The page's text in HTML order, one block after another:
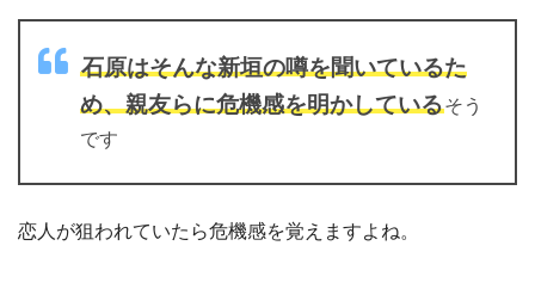
石原はそんな新垣の噂を聞いているた
め、親友らに危機感を明かしているそう
です
恋人が狙われていたら危機感を覚えますよね。